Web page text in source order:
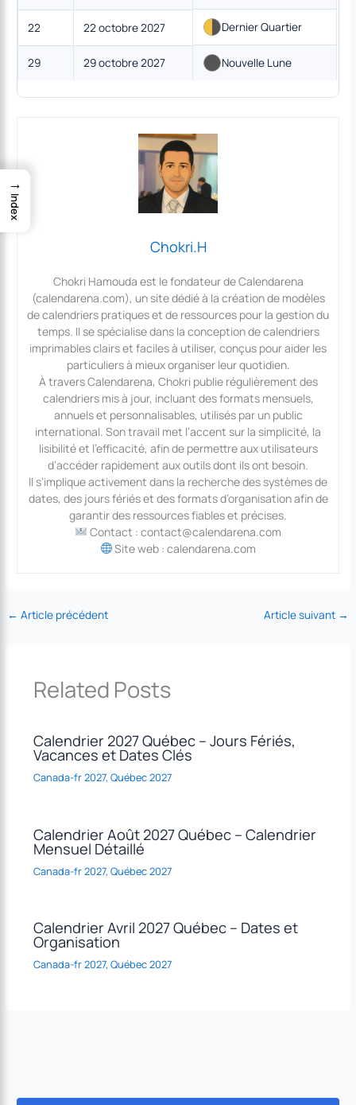
22 22 octobre 2027 Dernier Quartier
29 29 octobre 2027 Nouvelle Lune
Chokri.H
Chokri Hamouda est le fondateur de Calendarena
(calendarena.com), un site dédié à la création de modèles
de calendriers pratiques et de ressources pour la gestion du
temps. Il se spécialise dans la conception de calendriers
imprimables clairs et faciles à utiliser, conçus pour aider les
particuliers à mieux organiser leur quotidien.
À travers Calendarena, Chokri publie régulièrement des
calendriers mis à jour, incluant des formats mensuels,
annuels et personnalisables, utilisés par un public
international. Son travail met l’accent sur la simplicité, la
lisibilité et l’efficacité, afin de permettre aux utilisateurs
d’accéder rapidement aux outils dont ils ont besoin.
Il s’implique activement dans la recherche des systèmes de
dates, des jours fériés et des formats d’organisation afin de
garantir des ressources fiables et précises.
Contact : contact@calendarena.com
Site web : calendarena.com
← Article précédent Article suivant →
Related Posts
Calendrier 2027 Québec – Jours Fériés,
Vacances et Dates Clés
Canada-fr 2027, Québec 2027
Calendrier Août 2027 Québec – Calendrier
Mensuel Détaillé
Canada-fr 2027, Québec 2027
Calendrier Avril 2027 Québec – Dates et
Organisation
Canada-fr 2027, Québec 2027
→
Index